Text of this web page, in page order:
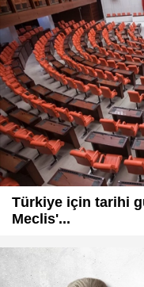
Türkiye için tarihi
Meclis'...